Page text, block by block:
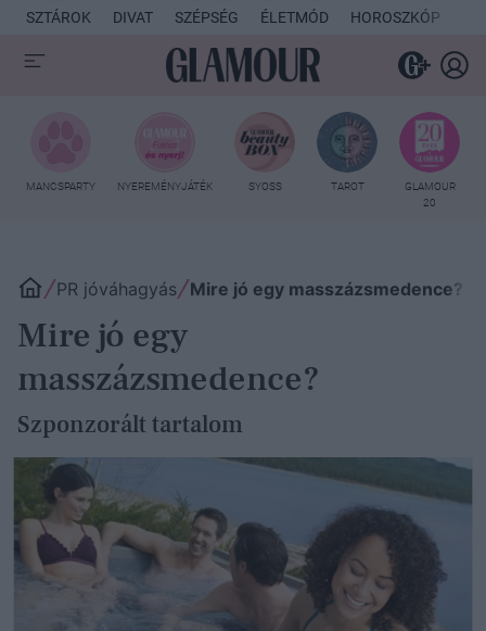
SZTÁROK DIVAT SZÉPSÉG ÉLETMÓD HOROSZKÓP
MANCSPARTY NYEREMÉNYJÁTÉK SYOSS TAROT
GLAMOUR
20
PR jóváhagyás Mire jó egy masszázsmedence?
Mire jó egy
masszázsmedence?
Szponzorált tartalom